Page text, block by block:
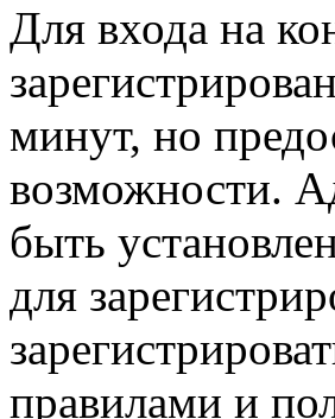
Для входа на
минут, но
возможности.
быть
для
правилами и